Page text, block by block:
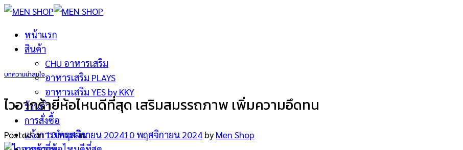
ข้าม
เนื้อหา
หน้าแรก
สินค้า
CHU อาหารเสริม
อาหารเสริม PLAYS
อาหารเสริม YES by KKY
ร้านค้า
การสั่งซื้อ
แจ้งการชำระเงิน
บทความน่าสนใจ
ไวอากร้ายี่ห้อไหนดีที่สุด เสริมสมรรถภาพ เพิ่มความอึดทน
Posted on10 พฤศจิกายน 202410 พฤศจิกายน 2024 by Men Shop